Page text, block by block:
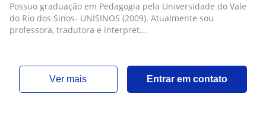
Possuo graduação em Pedagogia pela Universidade do Vale
do Rio dos Sinos- UNISINOS (2009). Atualmente sou
professora, tradutora e interpret...
ver mais Entrar em contato